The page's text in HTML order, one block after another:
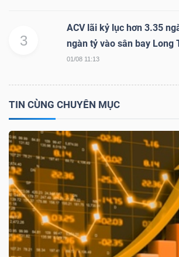
3
ACV lãi kỷ lục hơn 3.35
ngàn tỷ vào sân bay Long
01/08 11:13
TIN CÙNG CHUYÊN MỤC
đầu
thông
tài
chính
Dữ